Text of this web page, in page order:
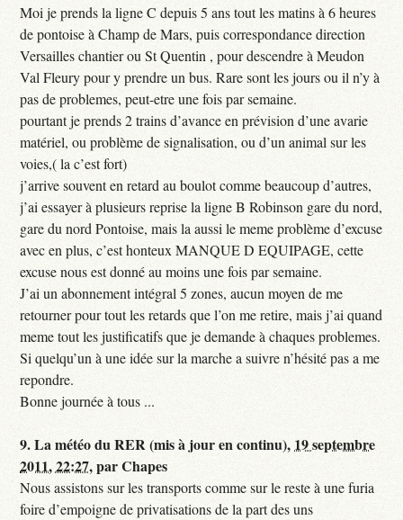
Moi je prends la ligne C depuis 5 ans tout les matins à 6 heures
de pontoise à Champ de Mars, puis correspondance direction
Versailles chantier ou St Quentin , pour descendre à Meudon
Val Fleury pour y prendre un bus. Rare sont les jours ou il n’y à
pas de problemes, peut-etre une fois par semaine.
pourtant je prends 2 trains d’avance en prévision d’une avarie
matériel, ou problème de signalisation, ou d’un animal sur les
voies,( la c’est fort)
j’arrive souvent en retard au boulot comme beaucoup d’autres,
j’ai essayer à plusieurs reprise la ligne B Robinson gare du nord,
gare du nord Pontoise, mais la aussi le meme problème d’excuse
avec en plus, c’est honteux MANQUE D EQUIPAGE, cette
excuse nous est donné au moins une fois par semaine.
J’ai un abonnement intégral 5 zones, aucun moyen de me
retourner pour tout les retards que l’on me retire, mais j’ai quand
meme tout les justificatifs que je demande à chaques problemes.
Si quelqu’un à une idée sur la marche a suivre n’hésité pas a me
repondre.
Bonne journée à tous ...
9.La météo du RER (mis à jour en continu), 19 septembre
2011, 22:27,parChapes
Nous assistons sur les transports comme sur le reste à une furia
foire d’empoigne de privatisations de la part des uns